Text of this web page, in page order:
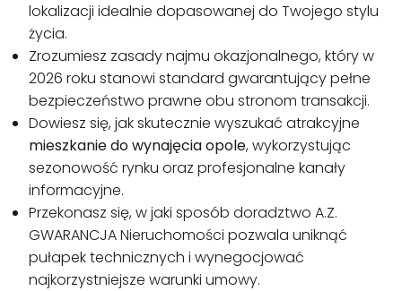
lokalizacji idealnie dopasowanej do Twojego stylu
życia.
Zrozumiesz zasady najmu okazjonalnego, który w
2026 roku stanowi standard gwarantujący pełne
bezpieczeństwo prawne obu stronom transakcji.
Dowiesz się, jak skutecznie wyszukać atrakcyjne
mieszkanie do wynajęcia opole, wykorzystując
sezonowość rynku oraz profesjonalne kanały
informacyjne.
Przekonasz się, w jaki sposób doradztwo A.Z.
GWARANCJA Nieruchomości pozwala uniknąć
pułapek technicznych i wynegocjować
najkorzystniejsze warunki umowy.